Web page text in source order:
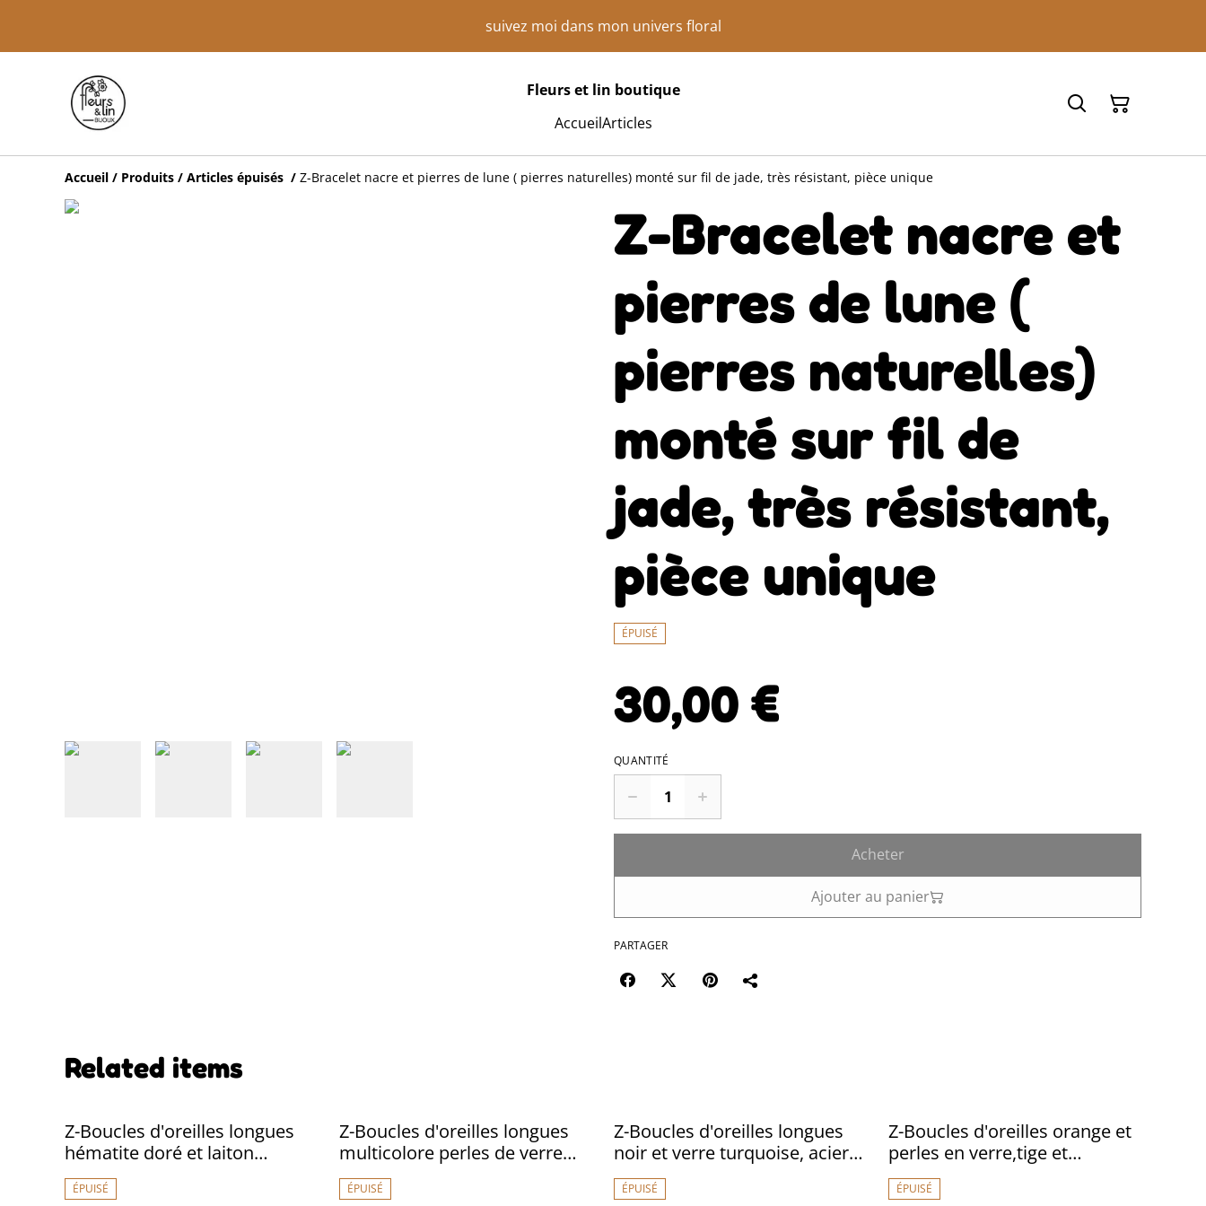
suivez moi dans mon univers floral
Fleurs et lin boutique
AccueilArticles
Accueil / Produits / Articles épuisés / Z-Bracelet nacre et pierres de lune ( pierres naturelles) monté sur fil de jade, très résistant, pièce unique
Z-Bracelet nacre et
pierres de lune (
pierres naturelles)
monté sur fil de
jade, très résistant,
pièce unique
ÉPUISÉ
30,00 €
QUANTITÉ
Acheter
Ajouter au panier
PARTAGER
Related items
Z-Boucles d'oreilles longues
hématite doré et laiton
bronze, pièce unique sans
nickel
ÉPUISÉ
Z-Boucles d'oreilles longues
multicolore perles de verre
miyuki et chaîne en acier
inoxydable doré -sans nickel
ÉPUISÉ
Z-Boucles d'oreilles longues
noir et verre turquoise, acier
inoxydable argenté, pièce
unique sans nickel
ÉPUISÉ
Z-Boucles d'oreilles orange et
perles en verre,tige et
fermoirs en laiton bronze -
sans nickel pièce unique
ÉPUISÉ